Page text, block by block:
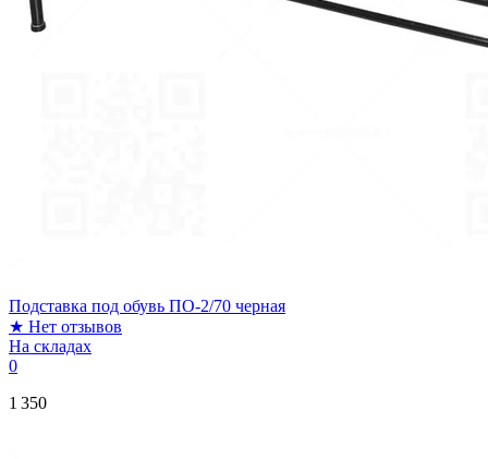
Подставка под обувь ПО-2/70 черная
★ Нет отзывов
На складах
0
1 350